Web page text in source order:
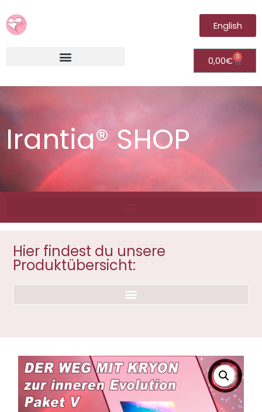
English
0,00€ 0
Irantia® SHOP
Hier findest du unsere
Produktübersicht: